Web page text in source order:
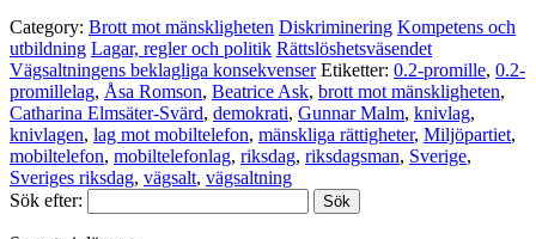
Category: Brott mot mänskligheten Diskriminering Kompetens och
utbildning Lagar, regler och politik Rättslöshetsväsendet
Vägsaltningens beklagliga konsekvenser Etiketter: 0.2-promille, 0.2-
promillelag, Åsa Romson, Beatrice Ask, brott mot mänskligheten,
Catharina Elmsäter-Svärd, demokrati, Gunnar Malm, knivlag,
knivlagen, lag mot mobiltelefon, mänskliga rättigheter, Miljöpartiet,
mobiltelefon, mobiltelefonlag, riksdag, riksdagsman, Sverige,
Sveriges riksdag, vägsalt, vägsaltning
Sök efter: